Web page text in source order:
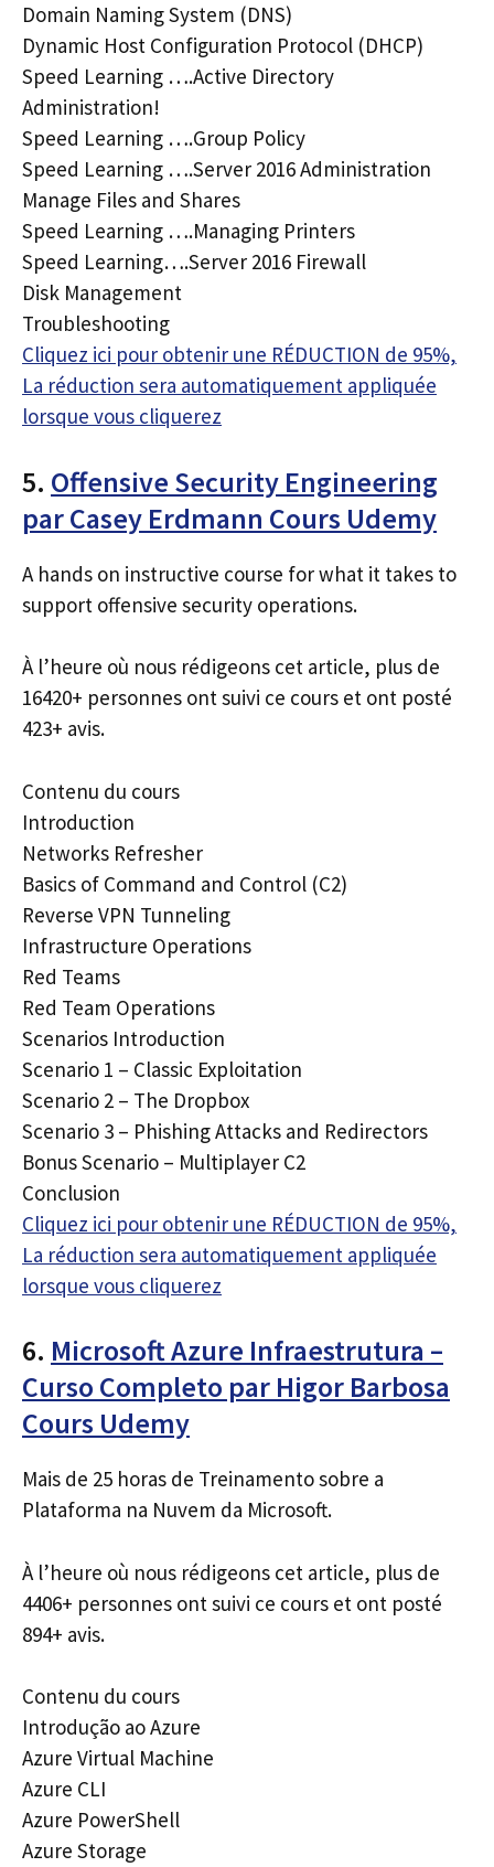
Domain Naming System (DNS)
Dynamic Host Configuration Protocol (DHCP)
Speed Learning ….Active Directory
Administration!
Speed Learning ….Group Policy
Speed Learning ….Server 2016 Administration
Manage Files and Shares
Speed Learning ….Managing Printers
Speed Learning….Server 2016 Firewall
Disk Management
Troubleshooting
Cliquez ici pour obtenir une RÉDUCTION de 95%,
La réduction sera automatiquement appliquée
lorsque vous cliquerez
5. Offensive Security Engineering
par Casey Erdmann Cours Udemy
A hands on instructive course for what it takes to
support offensive security operations.
À l’heure où nous rédigeons cet article, plus de
16420+ personnes ont suivi ce cours et ont posté
423+ avis.
Contenu du cours
Introduction
Networks Refresher
Basics of Command and Control (C2)
Reverse VPN Tunneling
Infrastructure Operations
Red Teams
Red Team Operations
Scenarios Introduction
Scenario 1 – Classic Exploitation
Scenario 2 – The Dropbox
Scenario 3 – Phishing Attacks and Redirectors
Bonus Scenario – Multiplayer C2
Conclusion
Cliquez ici pour obtenir une RÉDUCTION de 95%,
La réduction sera automatiquement appliquée
lorsque vous cliquerez
6. Microsoft Azure Infraestrutura –
Curso Completo par Higor Barbosa
Cours Udemy
Mais de 25 horas de Treinamento sobre a
Plataforma na Nuvem da Microsoft.
À l’heure où nous rédigeons cet article, plus de
4406+ personnes ont suivi ce cours et ont posté
894+ avis.
Contenu du cours
Introdução ao Azure
Azure Virtual Machine
Azure CLI
Azure PowerShell
Azure Storage